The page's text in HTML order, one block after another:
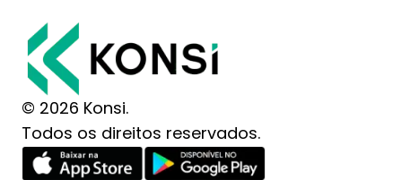
© 2026 Konsi.
Todos os direitos reservados.